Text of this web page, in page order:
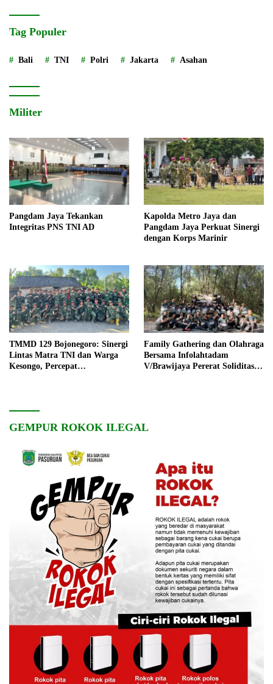
Tag Populer
Bali TNI Polri Jakarta Asahan
Militer
Pangdam Jaya Tekankan
Integritas PNS TNI AD
Kapolda Metro Jaya dan
Pangdam Jaya Perkuat Sinergi
dengan Korps Marinir
TMMD 129 Bojonegoro: Sinergi
Lintas Matra TNI dan Warga
Kesongo, Percepat
Family Gathering dan Olahraga
Bersama Infolahtadam
V/Brawijaya Pererat Soliditas
GEMPUR ROKOK ILEGAL